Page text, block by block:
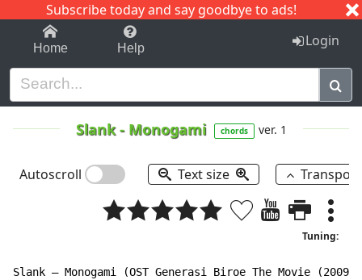
Subscribe today and say goodbye to ads!
1-9 C I J
Home Help Login
Slank- Monogami chords ver. 1
Autoscroll Text size
Tuning:
Slank – Monogami (OST Generasi Biroe The Movie (2009))